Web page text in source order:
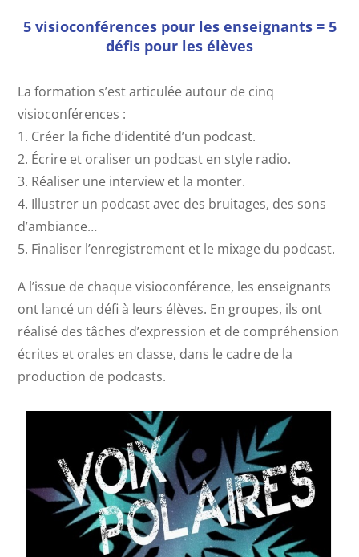
5 visioconférences pour les enseignants = 5
défis pour les élèves
La formation s’est articulée autour de cinq
visioconférences :
1. Créer la fiche d’identité d’un podcast.
2. Écrire et oraliser un podcast en style radio.
3. Réaliser une interview et la monter.
4. Illustrer un podcast avec des bruitages, des sons
d’ambiance…
5. Finaliser l’enregistrement et le mixage du podcast.
A l’issue de chaque visioconférence, les enseignants
ont lancé un défi à leurs élèves. En groupes, ils ont
réalisé des tâches d’expression et de compréhension
écrites et orales en classe, dans le cadre de la
production de podcasts.